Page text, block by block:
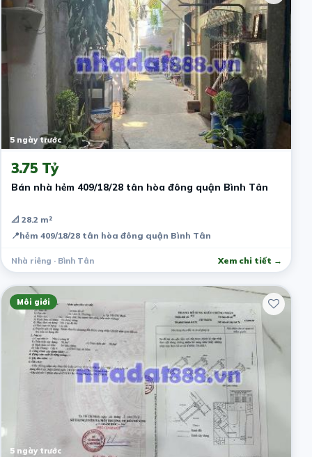
5 ngày trước
3.75 Tỷ
Bán nhà hẻm 409/18/28 tân hòa đông quận Bình Tân
📐 28.2 m²
📍hẻm 409/18/28 tân hòa đông quận Bình Tân
Nhà riêng · Bình Tân Xem chi tiết →
Môi giới
5 ngày trước